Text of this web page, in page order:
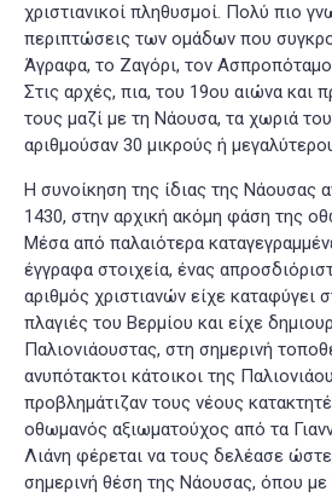
χριστιανικοί πληθυσμοί. Πολύ πιο
περιπτώσεις των ομάδων που
Άγραφα, το Ζαγόρι, τον
Στις αρχές, πια, του 19ου αιώνα και
τους μαζί με τη Νάουσα, τα χωριά
αριθμούσαν 30 μικρούς ή
Η συνοίκηση της ίδιας της Νάουσας
1430, στην αρχική ακόμη φάση της
Μέσα από παλαιότερα
έγγραφα στοιχεία, ένας
αριθμός χριστιανών είχε καταφύγει
πλαγιές του Βερμίου και είχε
Παλιονιάουστας, στη σημερινή
ανυπότακτοι κάτοικοι της
προβλημάτιζαν τους νέους
οθωμανός αξιωματούχος από τα
Λιάνη φέρεται να τους δελέασε
σημερινή θέση της Νάουσας, όπου